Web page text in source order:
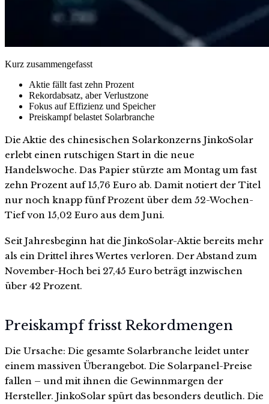
Kurz zusammengefasst
Aktie fällt fast zehn Prozent
Rekordabsatz, aber Verlustzone
Fokus auf Effizienz und Speicher
Preiskampf belastet Solarbranche
Die Aktie des chinesischen Solarkonzerns JinkoSolar
erlebt einen rutschigen Start in die neue
Handelswoche. Das Papier stürzte am Montag um fast
zehn Prozent auf 15,76 Euro ab. Damit notiert der Titel
nur noch knapp fünf Prozent über dem 52-Wochen-
Tief von 15,02 Euro aus dem Juni.
Seit Jahresbeginn hat die JinkoSolar-Aktie bereits mehr
als ein Drittel ihres Wertes verloren. Der Abstand zum
November-Hoch bei 27,45 Euro beträgt inzwischen
über 42 Prozent.
Preiskampf frisst Rekordmengen
Die Ursache: Die gesamte Solarbranche leidet unter
einem massiven Überangebot. Die Solarpanel-Preise
fallen – und mit ihnen die Gewinnmargen der
Hersteller. JinkoSolar spürt das besonders deutlich. Die